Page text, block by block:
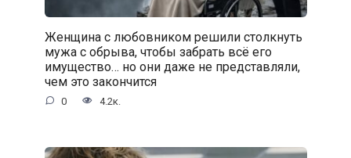
Женщина с любовником решили столкнуть
мужа с обрыва, чтобы забрать всё его
имущество… но они даже не представляли,
чем это закончится
0 4.2к.